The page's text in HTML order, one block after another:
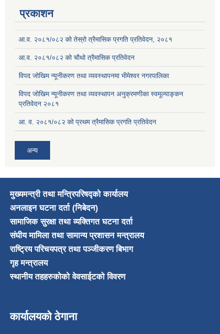
प्रकाशन
आ.व. २०८१/०८२ को तेस्रो त्रैमासिक प्रगति प्रतिवेदन, २०८१
आ.व. २०८१/०८२ को चौथो त्रैमासिक प्रतिवेदन
विपद जोखिम न्यूनीकरण तथा व्यवस्थापनमा भीमेश्वर नगरपालिका
विपद जोखिम न्यूनीकरण तथा व्यवस्थापन अनुक्रमणीका स्वमूल्याङ्कन
प्रतिवेदन २०८१
आ. व. २०८१/०८२ को प्रथम त्रैमासिक प्रगति प्रतिवेदन
अन्य
मुख्यमन्त्री तथा मन्त्रिपरिषद्को कार्यालय
अनलाइन घटना दर्ता (निबेदन)
सामाजिक सुरक्षा तथा व्यक्तिगत घटना दर्ता
संघीय मामिला तथा सामान्य प्रशासन मन्त्रालय
राष्ट्रिय परिचयपत्र तथा पञ्जीकरण बिभाग
गृह मन्त्रालय
स्थानीय तहहरुकोको वेवसाईटको विवरण
कार्यालयको ठेगाना